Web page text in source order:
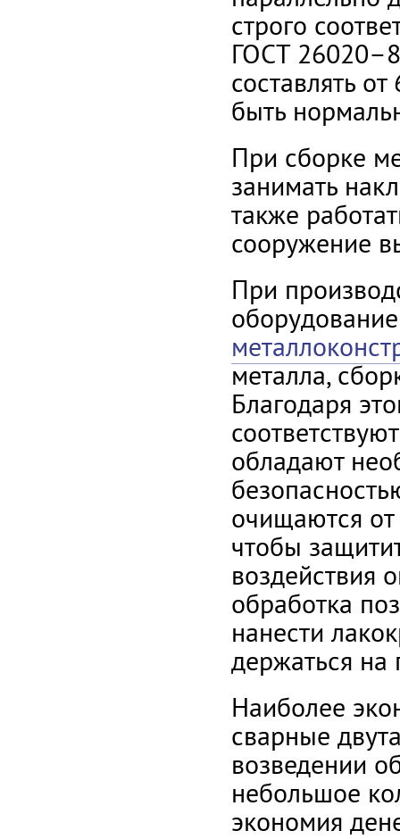
строго
ГОСТ
составлять
быть
При сборке
занимать
также
сооружение
При
металла,
Благодаря
обладают
очищаются от
чтобы
воздействия
обработка
нанести
держаться на
Наиболее
сварные
возведении
небольшое
экономия